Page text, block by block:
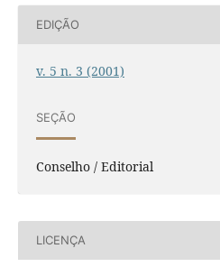
EDIÇÃO
v. 5 n. 3 (2001)
SEÇÃO
Conselho / Editorial
LICENÇA